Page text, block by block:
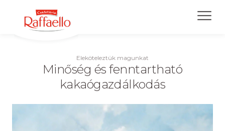
content
Kezdőlap
Eleköteleztük magunkat
Minőség és fenntartható
kakaógazdálkodás